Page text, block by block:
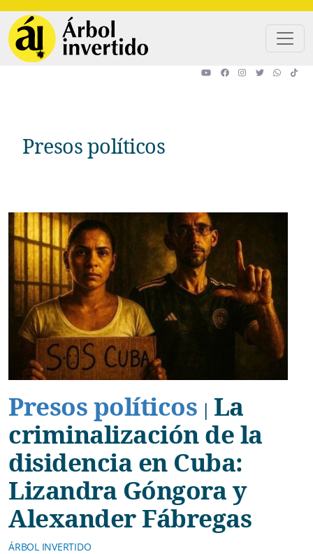
Presos políticos
Presos políticos | La
criminalización de la
disidencia en Cuba:
Lizandra Góngora y
Alexander Fábregas
ÁRBOL INVERTIDO